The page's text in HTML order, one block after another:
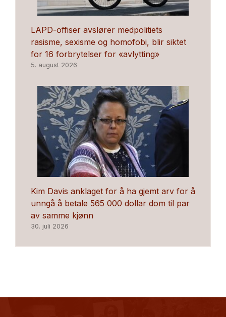
LAPD-offiser avslører medpolitiets
rasisme, sexisme og homofobi, blir siktet
for 16 forbrytelser for «avlytting»
5. august 2026
Kim Davis anklaget for å ha gjemt arv for å
unngå å betale 565 000 dollar dom til par
av samme kjønn
30. juli 2026